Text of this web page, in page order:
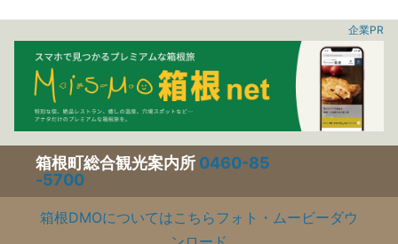
企業PR
箱根町総合観光案内所 0460-85
-5700
箱根DMOについてはこちらフォト・ムービーダウ